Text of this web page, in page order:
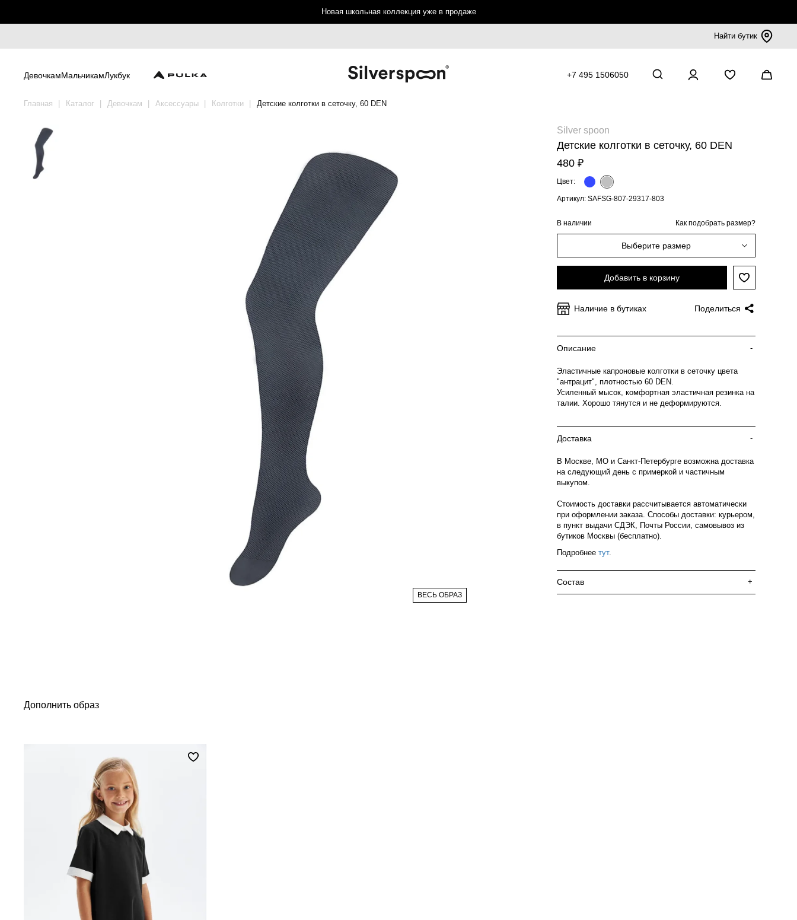
Новая школьная коллекция уже в продаже
Найти бутик
ДевочкамМальчикамЛукбук +7 495 1506050
Главная Каталог Девочкам Аксессуары Колготки Детские колготки в сеточку, 60 DEN
ВЕСЬ ОБРАЗ
Silver spoon
Детские колготки в сеточку, 60 DEN
480 ₽
Цвет:
Артикул: SAFSG-807-29317-803
В наличии Как подобрать размер?
Выберите размер
Добавить в корзину
Наличие в бутиках Поделиться
Описание -
Эластичные капроновые колготки в сеточку цвета
"антрацит", плотностью 60 DEN.
Усиленный мысок, комфортная эластичная резинка на
талии. Хорошо тянутся и не деформируются.
Доставка -
В Москве, МО и Санкт-Петербурге возможна доставка
на следующий день с примеркой и частичным
выкупом.
Стоимость доставки рассчитывается автоматически
при оформлении заказа. Способы доставки: курьером,
в пункт выдачи СДЭК, Почты России, самовывоз из
бутиков Москвы (бесплатно).
Подробнее тут.
Состав +
Дополнить образ